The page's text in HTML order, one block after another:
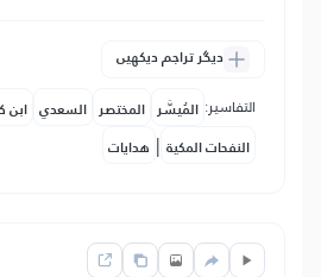
دیگر تراجم دیکھیں
التفاسير: المُيسَّر المختصر السعدي ابن
النفحات المكية | هدايات